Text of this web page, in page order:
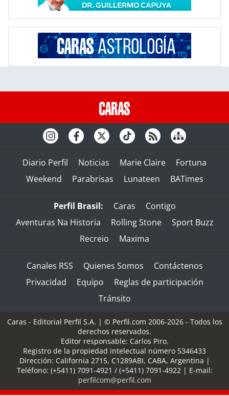
Diario Perfil Noticias Marie Claire
Fortuna
Weekend
Parabrisas Lunateen BATimes
Perfil Brasil: Caras
Contigo
Aventuras Na Historia
Rolling Stone
Sport Buzz
Recreio
Maxima
Canales RSS Quienes Somos
Contáctenos
Privacidad
Equipo
Reglas de participación
Tránsito
Caras - Editorial Perfil S.A. | © Perfil.com 2006-2026 - Todos los
derechos reservados.
Editor responsable: Carlos Piro.
Registro de la propiedad intelectual número 5346433
Dirección: California 2715, C1289ABI, CABA, Argentina |
Teléfono: (+5411) 7091-4921 / (+5411) 7091-4922| E-mail:
perfilcom@perfil.com